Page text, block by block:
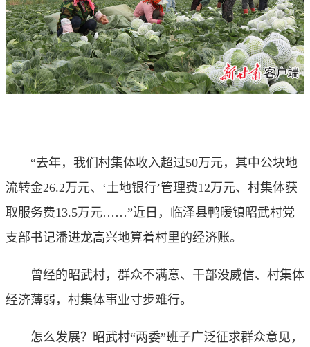
“去年，我们村集体收入超过50万元，其中公块地
流转金26.2万元、‘土地银行’管理费12万元、村集体获
取服务费13.5万元……”近日，临泽县鸭暖镇昭武村党
支部书记潘进龙高兴地算着村里的经济账。
曾经的昭武村，群众不满意、干部没威信、村集体
经济薄弱，村集体事业寸步难行。
怎么发展？昭武村“两委”班子广泛征求群众意见，